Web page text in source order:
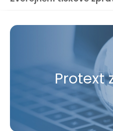
Protext